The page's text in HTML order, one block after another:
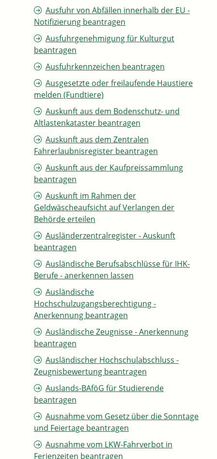
Ausfuhr von Abfällen innerhalb der EU -
Notifizierung beantragen
Ausfuhrgenehmigung für Kulturgut
beantragen
Ausfuhrkennzeichen beantragen
Ausgesetzte oder freilaufende Haustiere
melden (Fundtiere)
Auskunft aus dem Bodenschutz- und
Altlastenkataster beantragen
Auskunft aus dem Zentralen
Fahrerlaubnisregister beantragen
Auskunft aus der Kaufpreissammlung
beantragen
Auskunft im Rahmen der
Geldwäscheaufsicht auf Verlangen der
Behörde erteilen
Ausländerzentralregister - Auskunft
beantragen
Ausländische Berufsabschlüsse für IHK-
Berufe - anerkennen lassen
Ausländische
Hochschulzugangsberechtigung -
Anerkennung beantragen
Ausländische Zeugnisse - Anerkennung
beantragen
Ausländischer Hochschulabschluss -
Zeugnisbewertung beantragen
Auslands-BAföG für Studierende
beantragen
Ausnahme vom Gesetz über die Sonntage
und Feiertage beantragen
Ausnahme vom LKW-Fahrverbot in
Ferienzeiten beantragen